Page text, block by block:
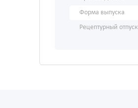
Форма выпуска
Рецептурный отпуск